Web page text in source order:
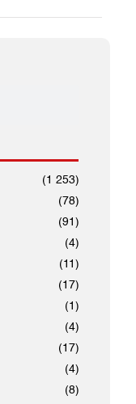
(1 253)
(78)
(91)
(4)
(11)
(17)
(1)
(4)
(17)
(4)
(8)